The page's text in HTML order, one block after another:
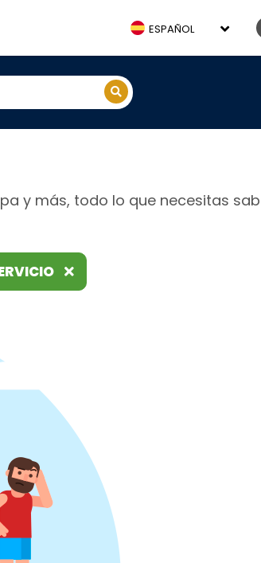
ESPAÑOL
y más, todo lo que necesitas